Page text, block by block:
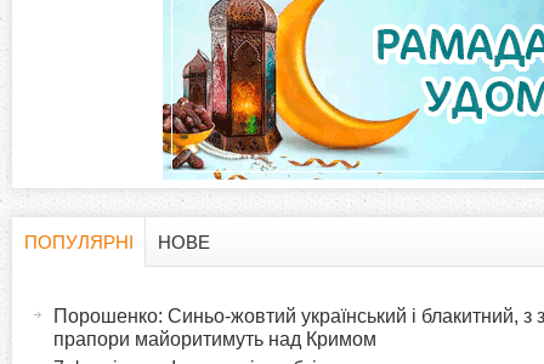
о
і
н
и
ПОПУЛЯРНІ
НОВЕ
Порошенко: Синьо-жовтий український і блакитний, з
прапори майоритимуть над Кримом